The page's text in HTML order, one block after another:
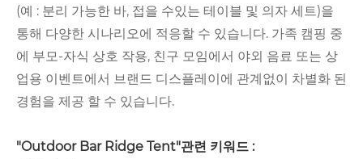
(예 : 분리 가능한 바, 접을 수있는 테이블 및 의자 세트)을
통해 다양한 시나리오에 적응할 수 있습니다. 가족 캠핑 중
에 부모-자식 상호 작용, 친구 모임에서 야외 음료 또는 상
업용 이벤트에서 브랜드 디스플레이에 관계없이 차별화 된
경험을 제공 할 수 있습니다.
"Outdoor Bar Ridge Tent"관련 키워드 :